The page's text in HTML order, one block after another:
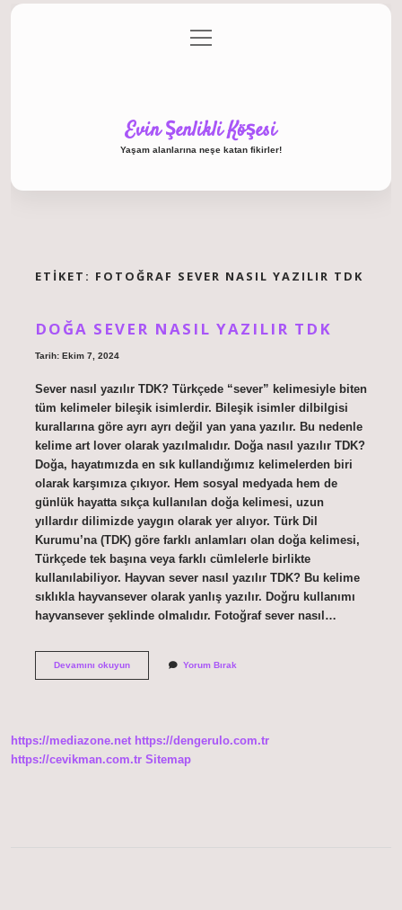
Gizlilik Politikası
menüyü
aç
Evin Şenlikli Köşesi
Yaşam alanlarına neşe katan fikirler!
ETIKET: FOTOĞRAF SEVER NASIL YAZILIR TDK
DOĞA SEVER NASIL YAZILIR TDK
Tarih: Ekim 7, 2024
Sever nasıl yazılır TDK? Türkçede “sever” kelimesiyle biten
tüm kelimeler bileşik isimlerdir. Bileşik isimler dilbilgisi
kurallarına göre ayrı ayrı değil yan yana yazılır. Bu nedenle
kelime art lover olarak yazılmalıdır. Doğa nasıl yazılır TDK?
Doğa, hayatımızda en sık kullandığımız kelimelerden biri
olarak karşımıza çıkıyor. Hem sosyal medyada hem de
günlük hayatta sıkça kullanılan doğa kelimesi, uzun
yıllardır dilimizde yaygın olarak yer alıyor. Türk Dil
Kurumu’na (TDK) göre farklı anlamları olan doğa kelimesi,
Türkçede tek başına veya farklı cümlelerle birlikte
kullanılabiliyor. Hayvan sever nasıl yazılır TDK? Bu kelime
sıklıkla hayvansever olarak yanlış yazılır. Doğru kullanımı
hayvansever şeklinde olmalıdır. Fotoğraf sever nasıl…
Devamını okuyunDoğa
Yorum Bırak
https://mediazone.net https://dengerulo.com.tr
https://cevikman.com.tr Sitemap